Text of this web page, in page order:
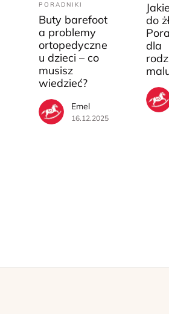
PORADNIKI
Buty barefoot
a problemy
ortopedyczne
u dzieci – co
musisz
wiedzieć?
Emel
16.12.2025
do
dla